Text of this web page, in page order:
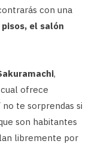
con una
el salón
,
ofrece
te sorprendas si
son habitantes
libremente por